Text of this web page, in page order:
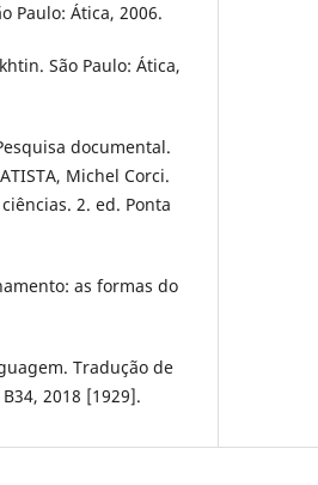
Paulo: Ática, 2006.
São Paulo: Ática,
documental.
Michel Corci.
2. ed. Ponta
as formas do
Tradução de
2018 [1929].